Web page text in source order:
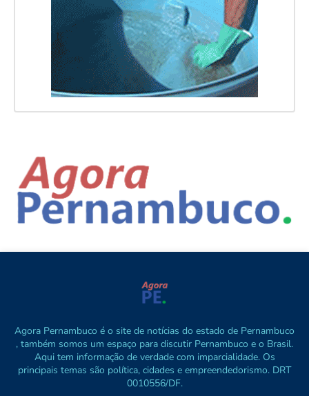
Agora Pernambuco é o site de notícias do estado de Pernambuco
, também somos um espaço para discutir Pernambuco e o Brasil.
Aqui tem informação de verdade com imparcialidade. Os
principais temas são política, cidades e empreendedorismo. DRT
0010556/DF.